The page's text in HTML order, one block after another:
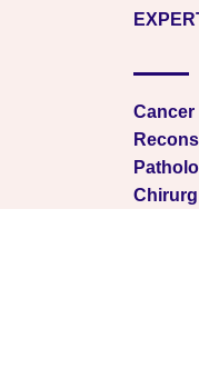
Cancer